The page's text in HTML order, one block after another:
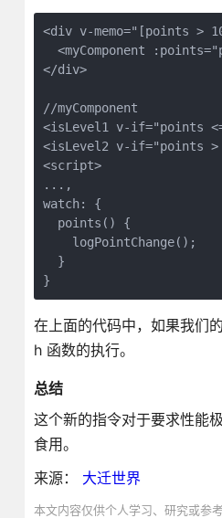
<div v-memo="[points >
<myComponent
</div>
//myComponent
<isLevel1 v-if="points
<isLevel2 v-if="points >
<script>
...,
watch: {
  points() {
    logPointChange();
  }
}
在上面的代码中，如果我们
h 函数的执行。
总结
这个新的指令对于要求性能
食用。
来源： 大迁世界
本文内容仅供个人学习、研究或参